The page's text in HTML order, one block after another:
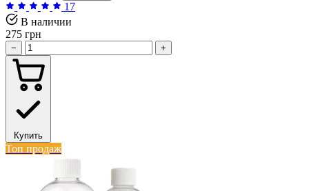
17
В наличии
275 грн
− +
Купить
Топ продаж